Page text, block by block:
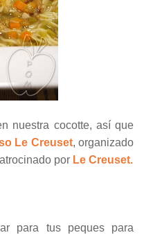
nuestra cocotte, así que
Le Creuset, organizado
por Le Creuset.
para tus peques para